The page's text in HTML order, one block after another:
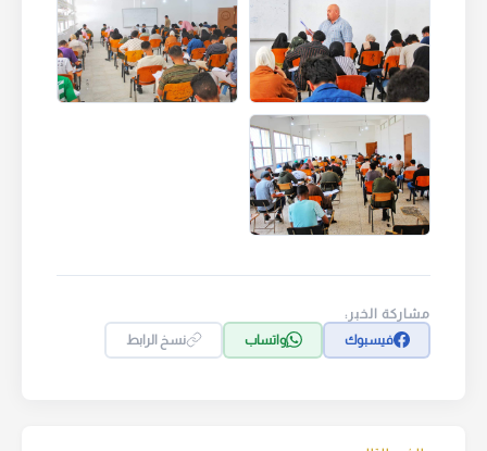
مشاركة الخبر:
فيسبوك
واتساب نسخ الرابط